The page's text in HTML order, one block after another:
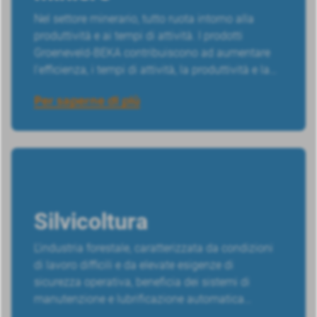
Nel settore minerario, tutto ruota intorno alla
produttività e ai tempi di attività. I prodotti
Groeneveld-BEKA contribuiscono ad aumentare
l'efficienza, i tempi di attività, la produttività e la
Per saperne di più
Silvicoltura
L'industria forestale, caratterizzata da condizioni
di lavoro difficili e da elevate esigenze di
sicurezza operativa, beneficia dei sistemi di
manutenzione e lubrificazione automatica